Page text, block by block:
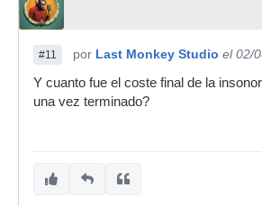
#11 por Last Monkey Studio el 02/
Y cuanto fue el coste final de la
una vez terminado?